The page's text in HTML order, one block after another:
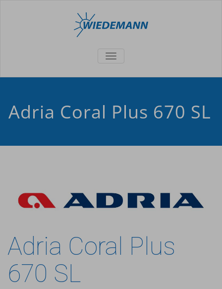
TOGGLE
Adria Coral Plus 670 SL
Adria Coral Plus
670 SL